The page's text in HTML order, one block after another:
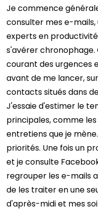
Je commence
consulter mes e-
experts en
s'avérer chronophage.
courant des urgences
avant de me lancer,
contacts situés dans
J'essaie d'estimer le
principales, comme
entretiens que je
priorités. Une fois un
et je consulte
regrouper les e-mails
de les traiter en une
d'après-midi et mes